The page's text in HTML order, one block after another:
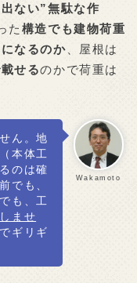
ない”無駄な作
た 構造でも建物荷重
なるのか 、屋根は
せるのかで荷重は
Wakamoto
ん。地
本体工
のは確
でも、
も、工
ませ
ギリギ